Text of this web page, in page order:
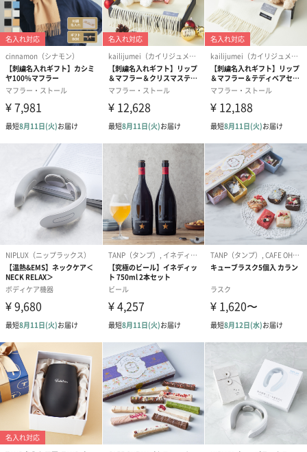
ざいます。冷房のきいた場所での寒さ対策としてもおすすめで
日本語の音声ガイダンス
機能や使い方を音声ガイダンスでお知らせします。
音声ガイダンスはOFFにもでき、EMS振動音も静音のため、会社
や移動中など、公共の場でも気にすることなくご使用いただけま
軽量で持ち運びやすい
重量は約145gで、着けていることを忘れるほどの軽量感。持ち運
びやすく、すっきり収まるサイズ感もポイントです。付属のUSB
コードで充電しておけば、コードレスでストレスフリー。自宅は
もちろん、外出時やお仕事時間の休憩などにも最適です。
機能について